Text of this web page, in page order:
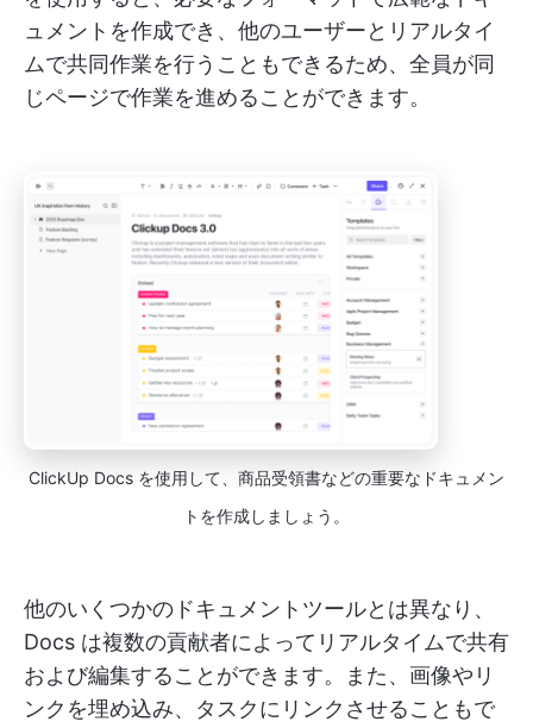
ュメントを作成でき、他のユーザーとリアルタイ
ムで共同作業を行うこともできるため、全員が同
じページで作業を進めることができます。
ClickUp Docs を使用して、商品受領書などの重要なドキュメン
トを作成しましょう。
他のいくつかのドキュメントツールとは異なり、
Docs は複数の貢献者によってリアルタイムで共有
および編集することができます。また、画像やリ
ンクを埋め込み、タスクにリンクさせることもで